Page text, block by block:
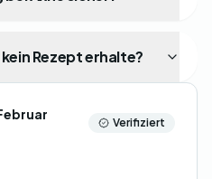
Rezept erhalte?
Verifiziert